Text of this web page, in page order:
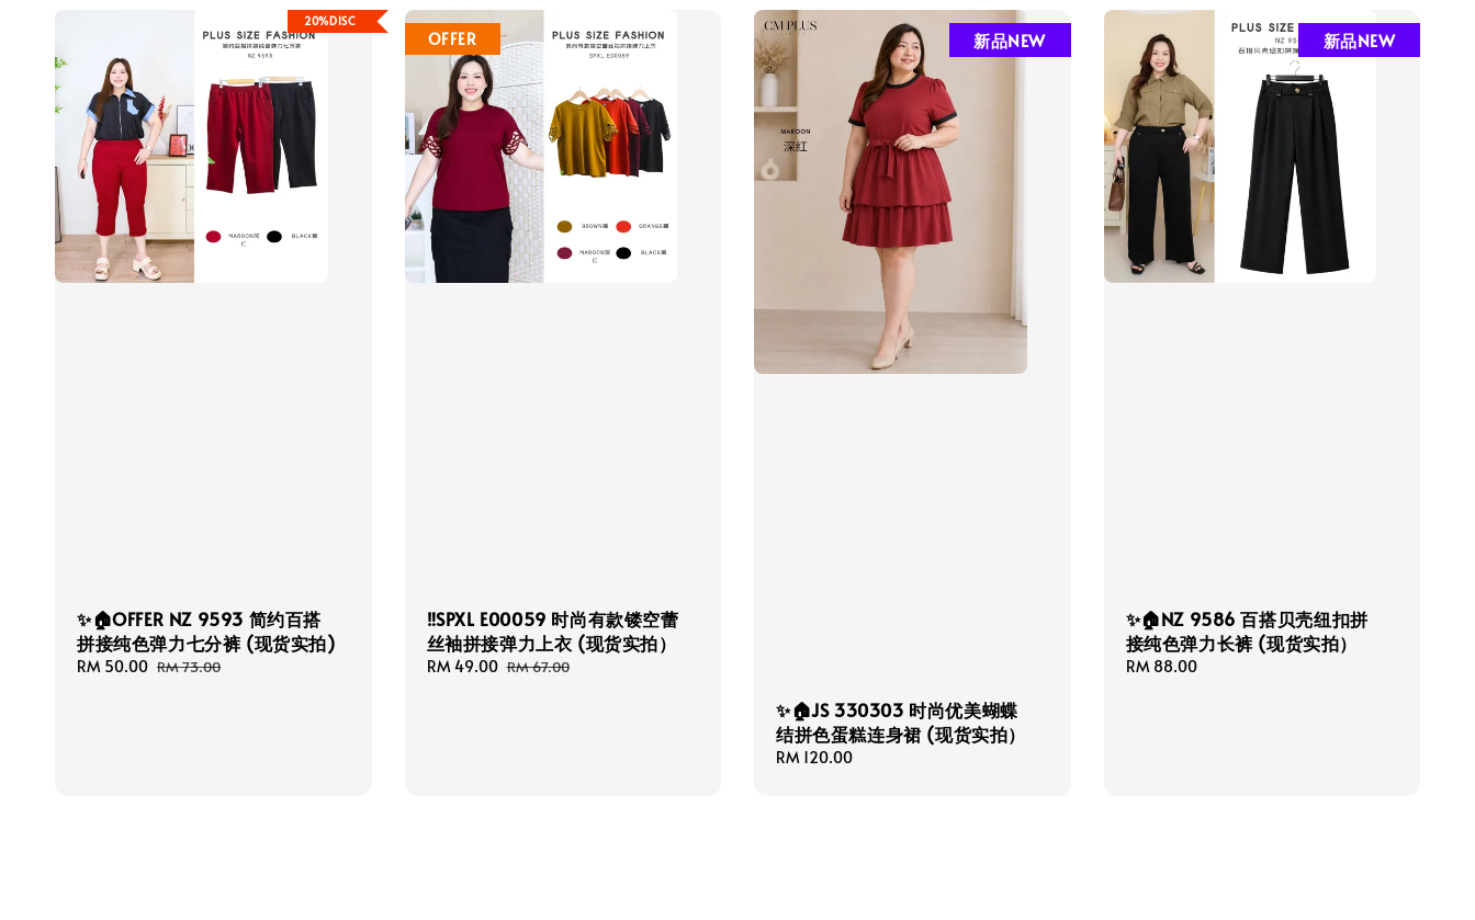
20%DISC
✨🏠OFFER NZ 9593 简约百搭
拼接纯色弹力七分裤 (现货实拍)
Sale
RM 50.00 Regular
RM 73.00
OFFER
‼️SPXL E00059 时尚有款镂空蕾
丝袖拼接弹力上衣 (现货实拍）
Sale
RM 49.00 Regular
RM 67.00
新品NEW
✨🏠JS 330303 时尚优美蝴蝶
结拼色蛋糕连身裙 (现货实拍）
Regular
RM 120.00
新品NEW
✨🏠NZ 9586 百搭贝壳纽扣拼
接纯色弹力长裤 (现货实拍）
Regular
RM 88.00